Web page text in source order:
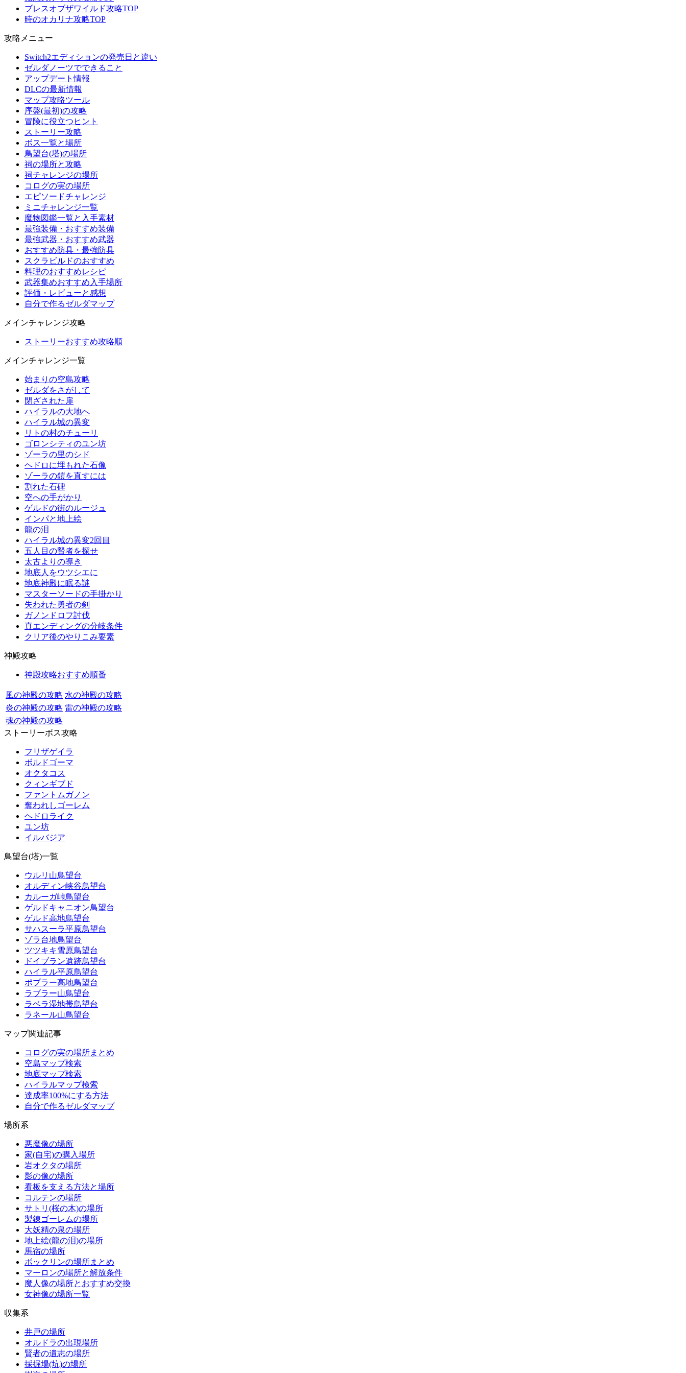
ブレスオブザワイルド攻略TOP
時のオカリナ攻略TOP
攻略メニュー
Switch2エディションの発売日と違い
ゼルダノーツでできること
アップデート情報
DLCの最新情報
マップ攻略ツール
序盤(最初)の攻略
冒険に役立つヒント
ストーリー攻略
ボス一覧と場所
鳥望台(塔)の場所
祠の場所と攻略
祠チャレンジの場所
コログの実の場所
エピソードチャレンジ
ミニチャレンジ一覧
魔物図鑑一覧と入手素材
最強装備・おすすめ装備
最強武器・おすすめ武器
おすすめ防具・最強防具
スクラビルドのおすすめ
料理のおすすめレシピ
武器集めおすすめ入手場所
評価・レビューと感想
自分で作るゼルダマップ
メインチャレンジ攻略
ストーリーおすすめ攻略順
メインチャレンジ一覧
始まりの空島攻略
ゼルダをさがして
閉ざされた扉
ハイラルの大地へ
ハイラル城の異変
リトの村のチューリ
ゴロンシティのユン坊
ゾーラの里のシド
ヘドロに埋もれた石像
ゾーラの鎧を直すには
割れた石碑
空への手がかり
ゲルドの街のルージュ
インパと地上絵
龍の泪
ハイラル城の異変2回目
五人目の賢者を探せ
太古よりの導き
地底人をウツシエに
地底神殿に眠る謎
マスターソードの手掛かり
失われた勇者の剣
ガノンドロフ討伐
真エンディングの分岐条件
クリア後のやりこみ要素
神殿攻略
神殿攻略おすすめ順番
風の神殿の攻略 水の神殿の攻略
炎の神殿の攻略 雷の神殿の攻略
魂の神殿の攻略
ストーリーボス攻略
フリザゲイラ
ボルドゴーマ
オクタコス
クィンギブド
ファントムガノン
奪われしゴーレム
ヘドロライク
ユン坊
イルバジア
鳥望台(塔)一覧
ウルリ山鳥望台
オルディン峡谷鳥望台
カルーガ峠鳥望台
ゲルドキャニオン鳥望台
ゲルド高地鳥望台
サハスーラ平原鳥望台
ゾラ台地鳥望台
ツツキキ雪原鳥望台
ドイブラン遺跡鳥望台
ハイラル平原鳥望台
ポプラー高地鳥望台
ラブラー山鳥望台
ラベラ湿地帯鳥望台
ラネール山鳥望台
マップ関連記事
コログの実の場所まとめ
空島マップ検索
地底マップ検索
ハイラルマップ検索
達成率100%にする方法
自分で作るゼルダマップ
場所系
悪魔像の場所
家(自宅)の購入場所
岩オクタの場所
影の像の場所
看板を支える方法と場所
コルテンの場所
サトリ(桜の木)の場所
製錬ゴーレムの場所
大妖精の泉の場所
地上絵(龍の泪)の場所
馬宿の場所
ボックリンの場所まとめ
マーロンの場所と解放条件
魔人像の場所とおすすめ交換
女神像の場所一覧
収集系
井戸の場所
オルドラの出現場所
賢者の遺志の場所
採掘場(坑)の場所